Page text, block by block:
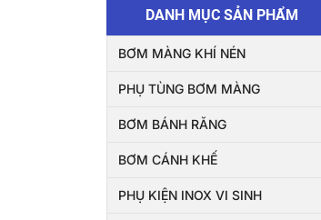
DANH MỤC SẢN PHẨM
BƠM MÀNG KHÍ NÉN
PHỤ TÙNG BƠM MÀNG
BƠM BÁNH RĂNG
BƠM CÁNH KHẾ
PHỤ KIỆN INOX VI SINH